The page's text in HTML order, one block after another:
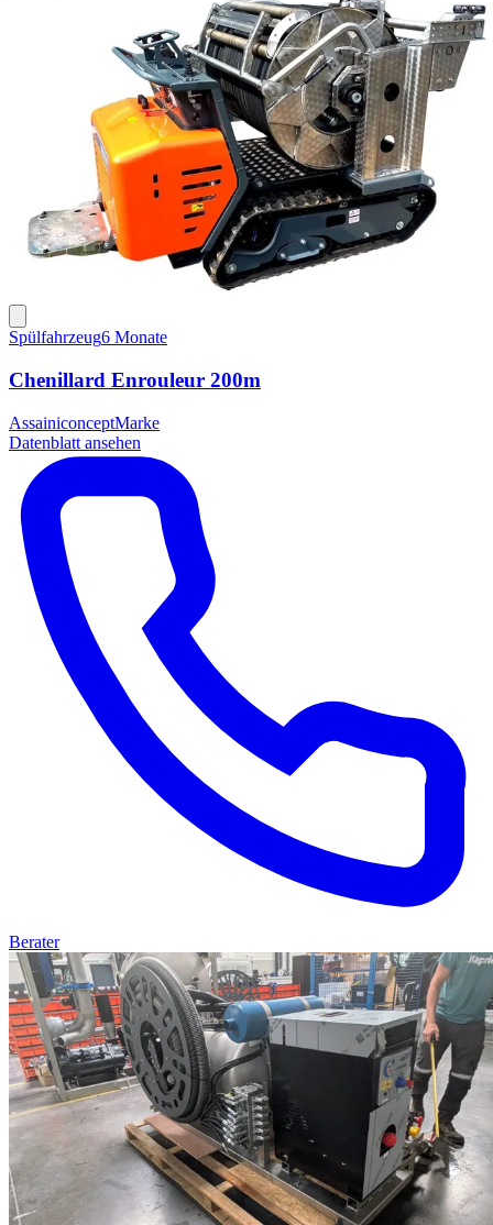
Spülfahrzeug6 Monate
Chenillard Enrouleur 200m
AssainiconceptMarke
Datenblatt ansehen
Berater